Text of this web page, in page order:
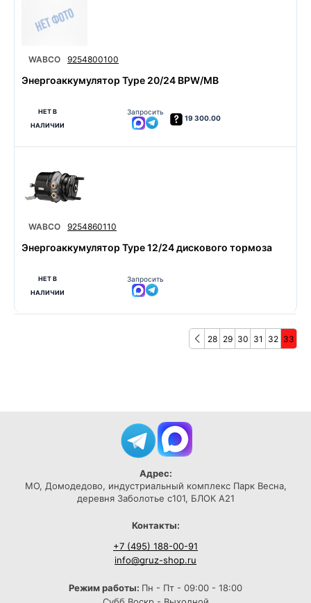
WABCO 9254800100
Энергоаккумулятор Type 20/24 BPW/MB
НЕТ В
НАЛИЧИИ
Запросить
19 300.00
WABCO 9254860110
Энергоаккумулятор Type 12/24 дискового тормоза
НЕТ В
НАЛИЧИИ
Запросить
28 29 30 31 32 33
Адрес:
МО, Домодедово, индустриальный комплекс Парк Весна,
деревня Заболотье с101, БЛОК А21
Контакты:
+7 (495) 188-00-91
info@gruz-shop.ru
Режим работы: Пн - Пт - 09:00 - 18:00